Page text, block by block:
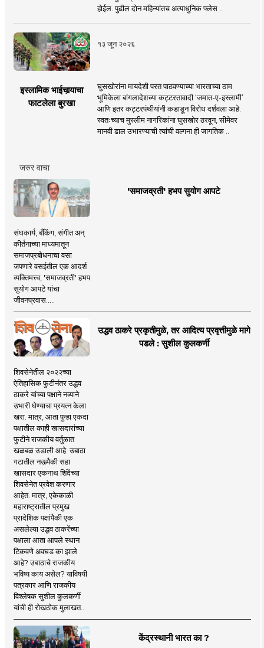
होईल. पुढील दोन महिन्यांतच अत्याधुनिक फ्लेस ..
१३ जून २०२६
इस्लामिक भाईचार्‍याचा
फाटलेला बुरखा
घुसखोरांना मायदेशी परत पाठवण्याच्या भारताच्या ठाम
भूमिकेला बांगलादेशच्या कट्टरतावादी ‘जमात-ए-इस्लामी’
आणि इतर कट्टरपंथीयांनी कडाडून विरोध दर्शवला आहे.
स्वतःच्याच मुस्लीम नागरिकांना घुसखोर ठरवून, सीमेवर
मानवी ढाल उभारण्याची त्यांची वल्गना ही जागतिक ..
जरुर वाचा
'समाजव्रती' हभप सुयोग आपटे
संघकार्य, बँकिंग, संगीत अन्
कीर्तनाच्या माध्यमातून
समाजप्रबोधनाचा वसा
जपणारे वसईतील एक आदर्श
व्यक्तिमत्त्व, 'समाजव्रती' हभप
सुयोग आपटे यांचा
जीवनप्रवास.....
उद्धव ठाकरे प्रकृतीमुळे, तर आदित्य प्रवृत्तीमुळे मागे
पडले : सुशील कुलकर्णी
शिवसेनेतील २०२२च्या
ऐतिहासिक फुटीनंतर उद्धव
ठाकरे यांच्या पक्षाने नव्याने
उभारी घेण्याचा प्रयत्न केला
खरा. मात्र, आता पुन्हा एकदा
पक्षातील काही खासदारांच्या
फुटीने राजकीय वर्तुळात
खळबळ उडाली आहे. उबाठा
गटातील नऊपैकी सहा
खासदार एकनाथ शिंदेंच्या
शिवसेनेत प्रवेश करणार
आहेत. मात्र, एकेकाळी
महाराष्ट्रातील प्रमुख
प्रादेशिक पक्षांपैकी एक
असलेल्या उद्धव ठाकरेंच्या
पक्षाला आता आपले स्थान
टिकवणे अवघड का झाले
आहे? उबाठाचे राजकीय
भविष्य काय असेल? याविषयी
पत्रकार आणि राजकीय
विश्लेषक सुशील कुलकर्णी
यांची ही रोखठोक मुलाखत..
केंद्रस्थानी भारत का ?